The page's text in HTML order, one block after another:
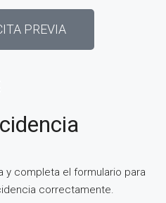
PREVIA
y completa el formulario para
correctamente.